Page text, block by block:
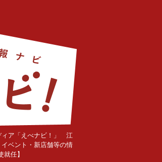
ィア「えべナビ！」 江
ベント・新店舗等の情
任】